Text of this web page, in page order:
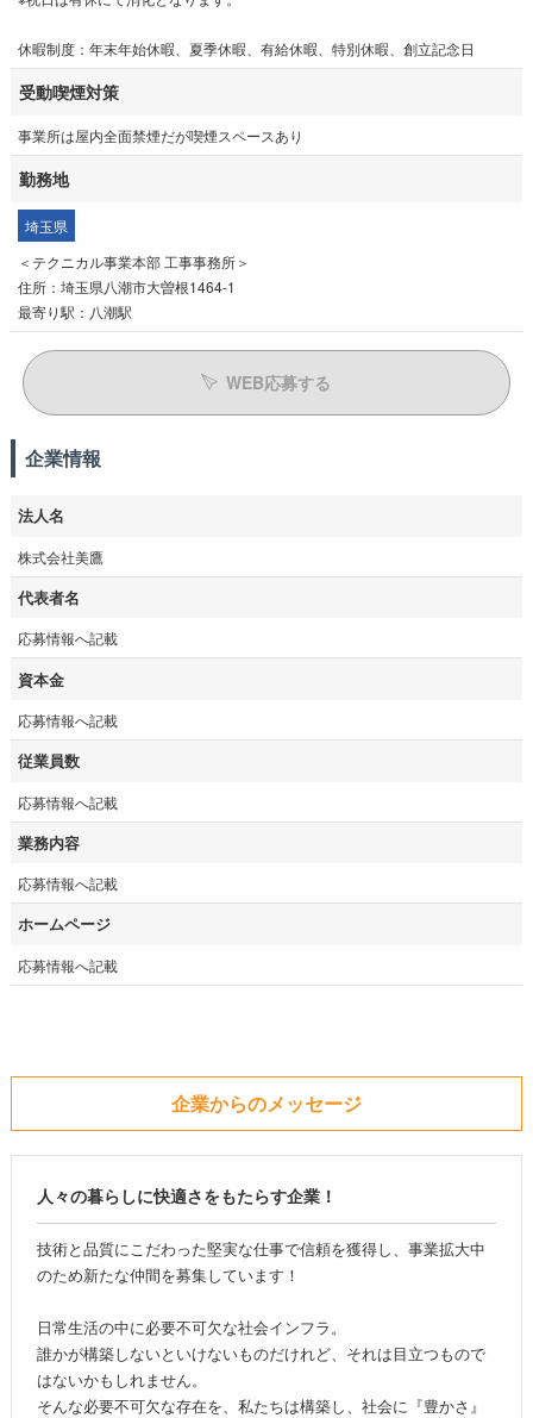
休暇制度：年末年始休暇、夏季休暇、有給休暇、特別休暇、創立記念日
受動喫煙対策
事業所は屋内全面禁煙だが喫煙スペースあり
勤務地
埼玉県
＜テクニカル事業本部 工事事務所＞
住所：埼玉県八潮市大曽根1464-1
最寄り駅：八潮駅
WEB応募する
企業情報
法人名
株式会社美鷹
代表者名
応募情報へ記載
資本金
応募情報へ記載
従業員数
応募情報へ記載
業務内容
応募情報へ記載
ホームページ
応募情報へ記載
企業からのメッセージ
人々の暮らしに快適さをもたらす企業！
技術と品質にこだわった堅実な仕事で信頼を獲得し、事業拡大中
のため新たな仲間を募集しています！
日常生活の中に必要不可欠な社会インフラ。
誰かが構築しないといけないものだけれど、それは目立つもので
はないかもしれません。
そんな必要不可欠な存在を、私たちは構築し、社会に『豊かさ』